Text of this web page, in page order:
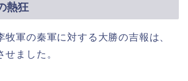
熱狂
牧軍の秦軍に対する大勝の吉報は、
ました。